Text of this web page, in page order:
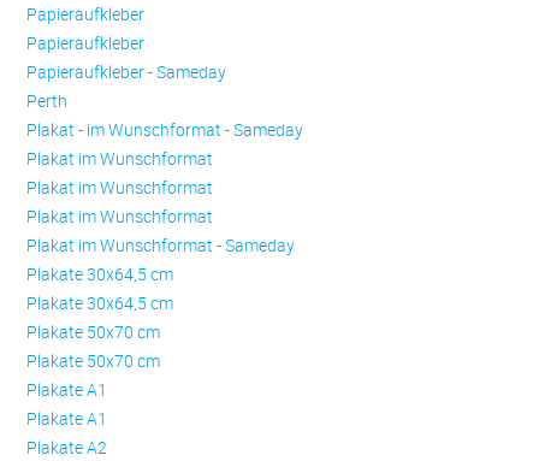
Papieraufkleber
Papieraufkleber
Papieraufkleber - Sameday
Perth
Plakat - im Wunschformat - Sameday
Plakat im Wunschformat
Plakat im Wunschformat
Plakat im Wunschformat
Plakat im Wunschformat - Sameday
Plakate 30x64,5 cm
Plakate 30x64,5 cm
Plakate 50x70 cm
Plakate 50x70 cm
Plakate A1
Plakate A1
Plakate A2